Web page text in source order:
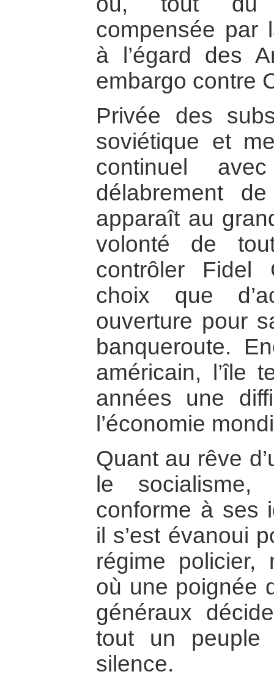
compensée par
à l’égard des
embargo contre
Privée des
soviétique et
continuel
délabrement
apparaît au
volonté de
contrôler Fidel
choix que
ouverture pour
banqueroute.
américain, l’île
années une
l’économie
Quant au rêve
le
conforme à ses
il s’est évanoui
régime policier,
où une poignée
généraux
tout un peuple
silence.